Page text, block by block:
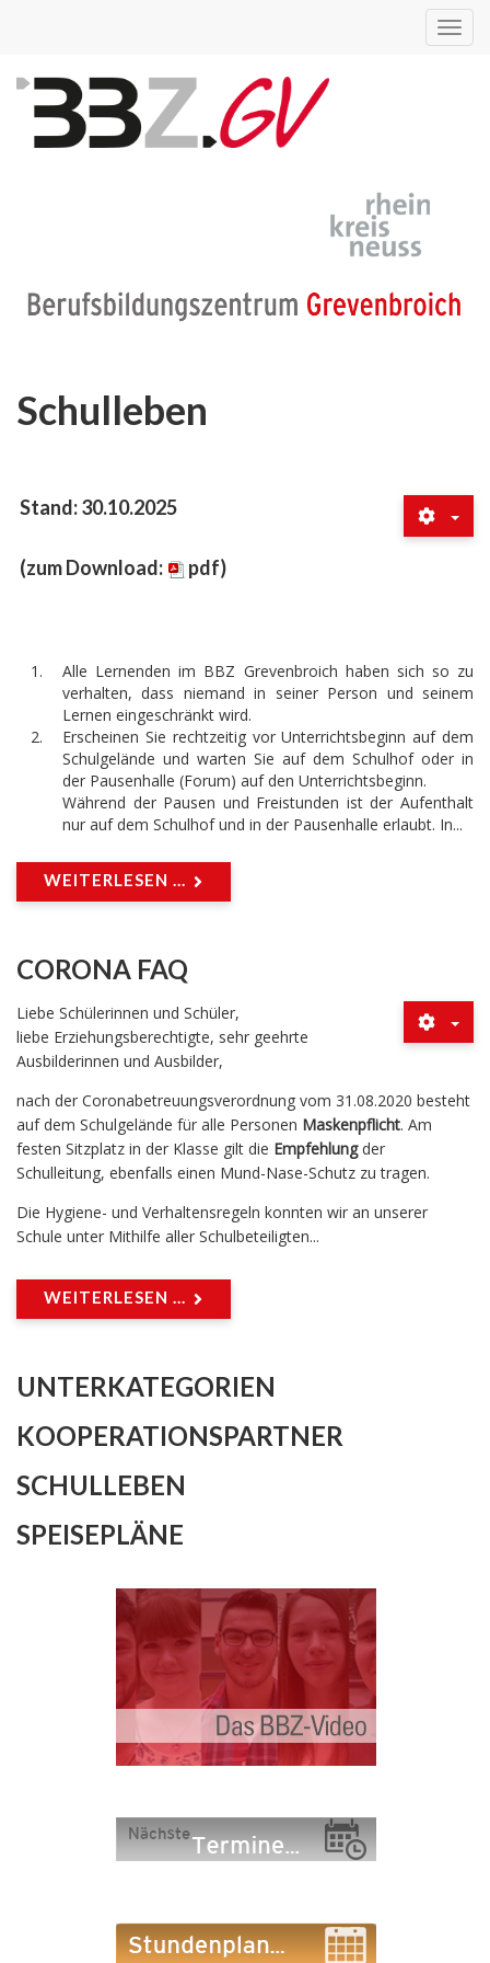
Schulleben
Stand: 30.10.2025
(zum Download: pdf)
Alle Lernenden im BBZ Grevenbroich haben sich so zu
verhalten, dass niemand in seiner Person und seinem
Lernen eingeschränkt wird.
Erscheinen Sie rechtzeitig vor Unterrichtsbeginn auf dem
Schulgelände und warten Sie auf dem Schulhof oder in
der Pausenhalle (Forum) auf den Unterrichtsbeginn.
Während der Pausen und Freistunden ist der Aufenthalt
nur auf dem Schulhof und in der Pausenhalle erlaubt. In...
WEITERLESEN ...
CORONA FAQ
Liebe Schülerinnen und Schüler,
liebe Erziehungsberechtigte, sehr geehrte
Ausbilderinnen und Ausbilder,
nach der Coronabetreuungsverordnung vom 31.08.2020 besteht
auf dem Schulgelände für alle Personen Maskenpflicht. Am
festen Sitzplatz in der Klasse gilt die Empfehlungder
Schulleitung, ebenfalls einen Mund-Nase-Schutz zu tragen.
Die Hygiene- und Verhaltensregeln konnten wir an unserer
Schule unter Mithilfe aller Schulbeteiligten...
WEITERLESEN ...
UNTERKATEGORIEN
KOOPERATIONSPARTNER
SCHULLEBEN
SPEISEPLÄNE